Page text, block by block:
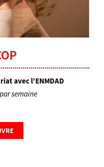
avec l’ENMDAD
semaine